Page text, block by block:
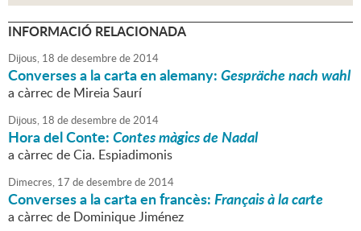
INFORMACIÓ RELACIONADA
Dijous, 18 dedesembrede2014
Converses a la carta en alemany:Gespräche nach wahl
a càrrec de Mireia Saurí
Dijous, 18 dedesembrede2014
Hora del Conte:Contes màgics de Nadal
a càrrec de Cia. Espiadimonis
Dimecres, 17 dedesembrede2014
Converses a la carta en francès:Français à la carte
a càrrec de Dominique Jiménez